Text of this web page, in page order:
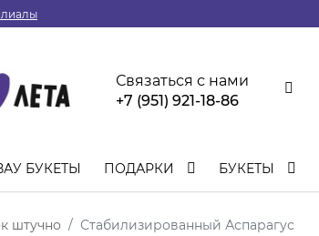
Связаться с нами
+7 (951) 921-18-86
БУКЕТЫ ПОДАРКИ БУКЕТЫ
штучно Стабилизированный Аспарагус